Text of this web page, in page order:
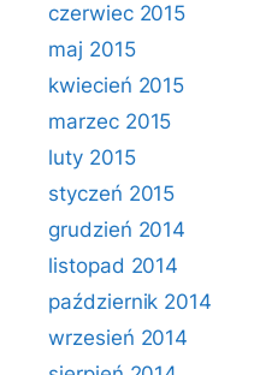
czerwiec 2015
maj 2015
kwiecień 2015
marzec 2015
luty 2015
styczeń 2015
grudzień 2014
listopad 2014
październik 2014
wrzesień 2014